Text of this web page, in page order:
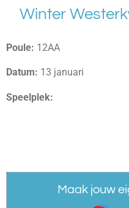
naar
hoofdinhoud
Winter
Poule: 12AA
Datum: 13 januari
Speelplek:
Maak jouw